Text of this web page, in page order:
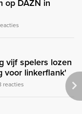
op DAZN in
vijf spelers lozen
voor linkerflank'
reacties